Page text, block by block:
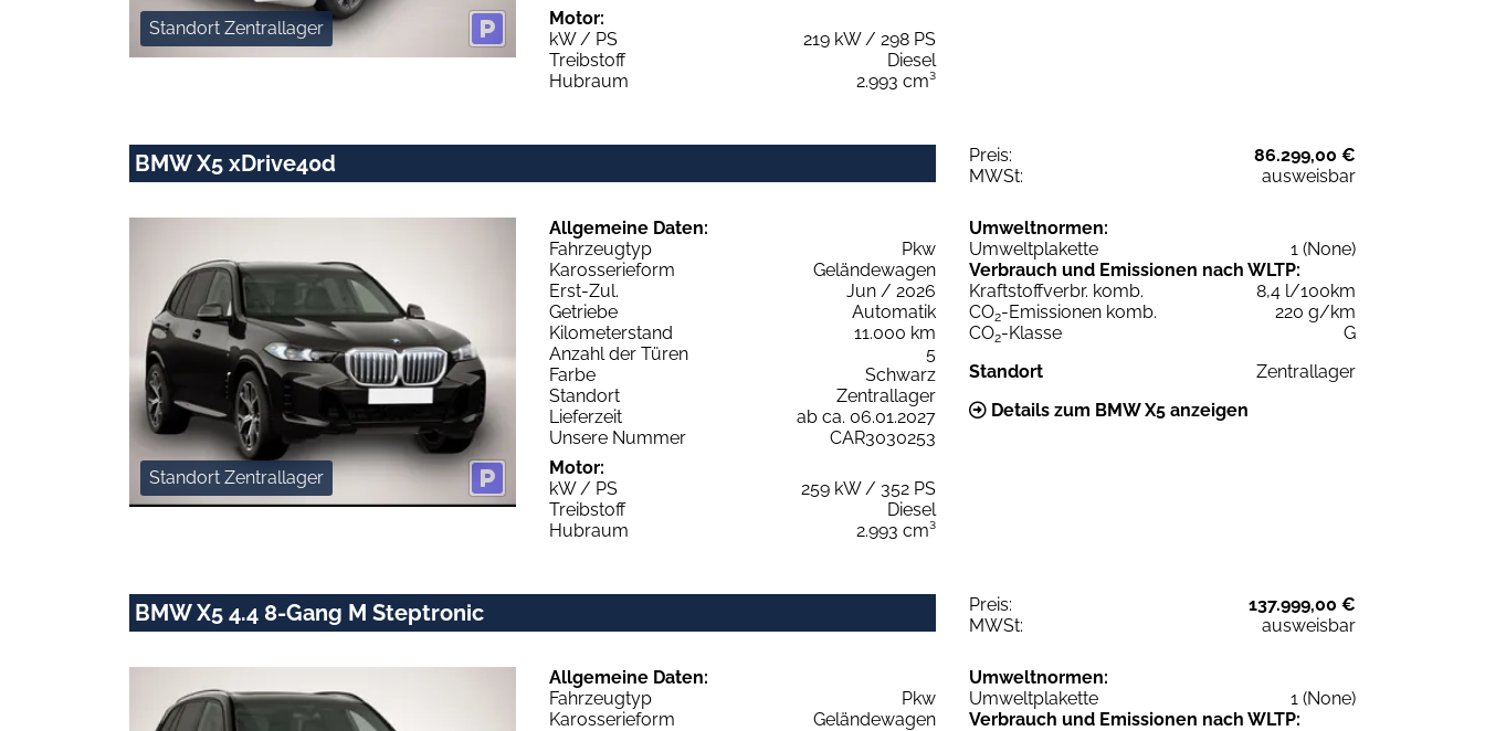
Standort Zentrallager
Motor:
kW / PS
219 kW / 298 PS
Treibstoff
Diesel
Hubraum
2.993 cm³
BMW X5 xDrive40d Preis:
86.299,00 €
MWSt:
ausweisbar
Standort Zentrallager
Allgemeine Daten:
Fahrzeugtyp
Pkw
Karosserieform
Geländewagen
Erst-Zul.
Jun / 2026
Getriebe
Automatik
Kilometerstand
11.000 km
Anzahl der Türen
5
Farbe
Schwarz
Standort
Zentrallager
Lieferzeit
ab ca. 06.01.2027
Unsere Nummer
CAR3030253
Motor:
kW / PS
259 kW / 352 PS
Treibstoff
Diesel
Hubraum
2.993 cm³
Umweltnormen:
Umweltplakette
1 (None)
Verbrauch und Emissionen nach WLTP:
Kraftstoffverbr. komb.
8,4 l/100km
CO2-Emissionen komb.
220 g/km
CO2-Klasse
G
Standort
Zentrallager
Details zum BMW X5 anzeigen
BMW X5 4.4 8-Gang M Steptronic Preis:
137.999,00 €
MWSt:
ausweisbar
Allgemeine Daten:
Fahrzeugtyp
Pkw
Karosserieform
Geländewagen
Umweltnormen:
Umweltplakette
1 (None)
Verbrauch und Emissionen nach WLTP: